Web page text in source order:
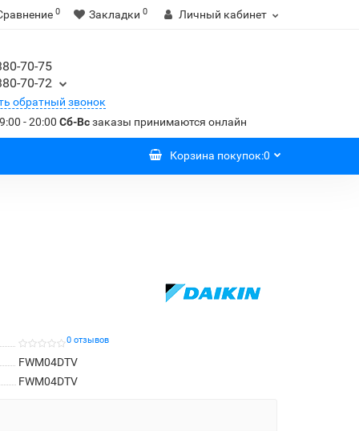
0 Закладки 0 Личный кабинет
70-75
70-72
обратный звонок
- 20:00 Сб-Всзаказы принимаются онлайн
Корзина покупок:0
0 отзывов
FWM04DTV
FWM04DTV